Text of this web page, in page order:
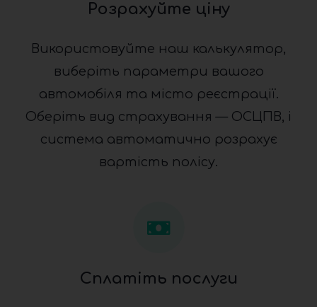
Розрахуйте ціну
Використовуйте наш калькулятор,
виберіть параметри вашого
автомобіля та місто реєстрації.
Оберіть вид страхування — ОСЦПВ, і
система автоматично розрахує
вартість полісу.
Сплатіть послуги